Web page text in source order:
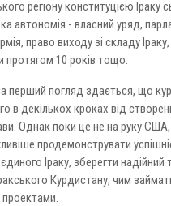
регіону конституцією Іраку
автономія - власний уряд,
право виходу зі складу Іраку,
протягом 10 років тощо.
перший погляд здається, що
в декількох кроках від
Однак поки це не на руку
продемонструвати
Іраку, зберегти надійний
Курдистану, чим